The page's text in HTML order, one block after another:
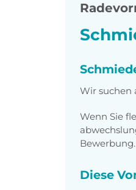
Wir suchen
Wenn Sie
Bewerbung.
Diese